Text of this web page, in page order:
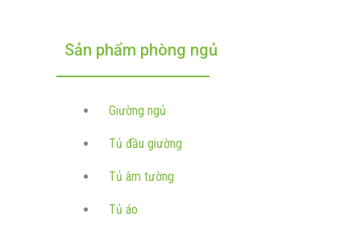
Sản phẩm phòng ngủ
Giường ngủ
Tủ đầu giường
Tủ âm tường
Tủ áo